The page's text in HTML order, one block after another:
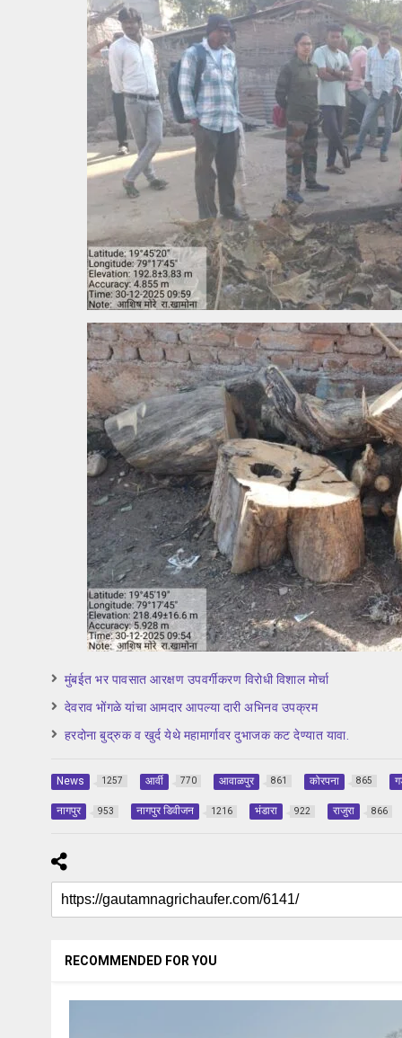
मुंबईत भर पावसात आरक्षण उपवर्गीकरण विरोधी विशाल मोर्चा
देवराव भोंगळे यांचा आमदार आपल्या दारी अभिनव उपक्रम
हरदोना बुद्रुक व खुर्द येथे महामार्गावर दुभाजक कट देण्यात यावा.
News 1257 आर्वी 770 आवाळपुर 861 कोरपना 865
नागपुर 953 नागपुर डिवीजन 1216 भंडारा 922 राजुरा 866
RECOMMENDED FOR YOU